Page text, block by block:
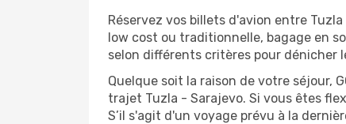
Réservez vos billets d'avion entre
low cost ou traditionnelle, bagage en
selon différents critères pour dénicher
Quelque soit la raison de votre séjour,
trajet Tuzla - Sarajevo. Si vous êtes
S’il s'agit d'un voyage prévu à la